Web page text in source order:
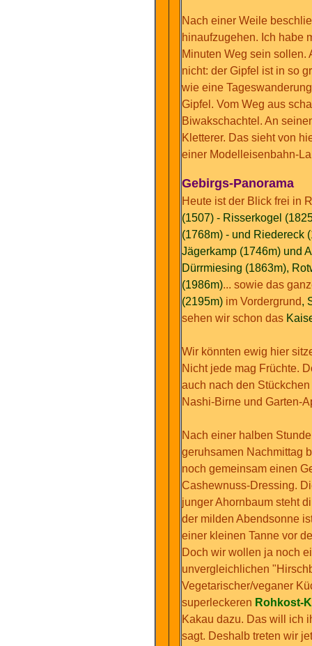
Nach einer Weile
hinaufzugehen. Ich habe
Minuten Weg sein sollen.
nicht: der Gipfel ist in so
wie eine
Gipfel. Vom Weg aus
Biwakschachtel. An
Kletterer. Das sieht von
einer Modelleisenbahn-
Gebirgs-Panorama
Heute ist der Blick frei in
(1507) - Risserkogel
(1768m) - und Riedereck
Jägerkamp (1746m) und
Dürrmiesing (1863m),
(1986m)... sowie das
(2195m) im Vordergrund,
sehen wir schon das
Wir könnten ewig hier
Nicht jede mag Früchte.
auch nach den
Nashi-Birne und Garten-
Nach einer halben
geruhsamen Nachmittag
noch gemeinsam einen
Cashewnuss-Dressing.
junger Ahornbaum steht
der milden Abendsonne
einer kleinen Tanne vor
Doch wir wollen ja noch
unvergleichlichen
Vegetarischer/veganer
superleckeren Rohkost-
Kakau dazu. Das will ich
sagt. Deshalb treten wir